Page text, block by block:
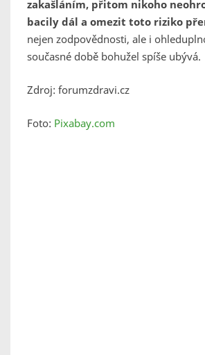
zakašláním, přitom nikoho
bacily dál a omezit toto riziko
nejen zodpovědnosti, ale i
současné době bohužel spíše ubývá.
Zdroj: forumzdravi.cz
Foto: Pixabay.com